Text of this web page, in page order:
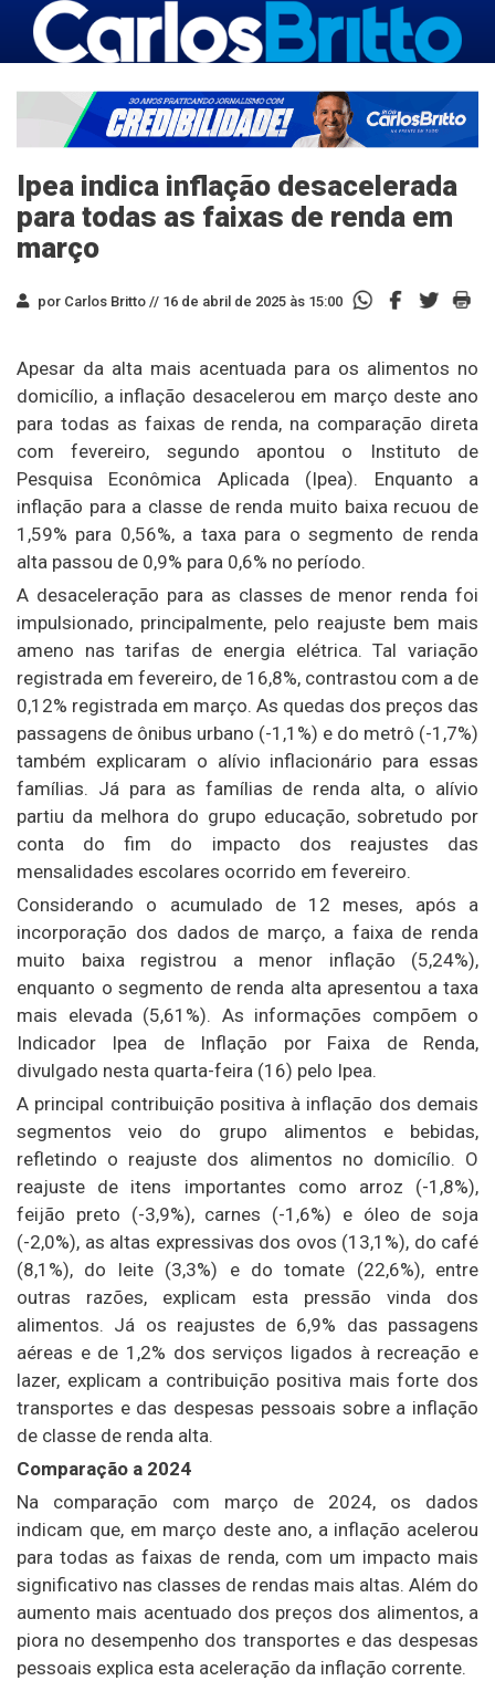
Ipea indica inflação desacelerada
para todas as faixas de renda em
março
por Carlos Britto // 16 de abril de 2025 às 15:00
Apesar da alta mais acentuada para os alimentos no
domicílio, a inflação desacelerou em março deste ano
para todas as faixas de renda, na comparação direta
com fevereiro, segundo apontou o Instituto de
Pesquisa Econômica Aplicada (Ipea). Enquanto a
inflação para a classe de renda muito baixa recuou de
1,59% para 0,56%, a taxa para o segmento de renda
alta passou de 0,9% para 0,6% no período.
A desaceleração para as classes de menor renda foi
impulsionado, principalmente, pelo reajuste bem mais
ameno nas tarifas de energia elétrica. Tal variação
registrada em fevereiro, de 16,8%, contrastou com a de
0,12% registrada em março. As quedas dos preços das
passagens de ônibus urbano (-1,1%) e do metrô (-1,7%)
também explicaram o alívio inflacionário para essas
famílias. Já para as famílias de renda alta, o alívio
partiu da melhora do grupo educação, sobretudo por
conta do fim do impacto dos reajustes das
mensalidades escolares ocorrido em fevereiro.
Considerando o acumulado de 12 meses, após a
incorporação dos dados de março, a faixa de renda
muito baixa registrou a menor inflação (5,24%),
enquanto o segmento de renda alta apresentou a taxa
mais elevada (5,61%). As informações compõem o
Indicador Ipea de Inflação por Faixa de Renda,
divulgado nesta quarta-feira (16) pelo Ipea.
A principal contribuição positiva à inflação dos demais
segmentos veio do grupo alimentos e bebidas,
refletindo o reajuste dos alimentos no domicílio. O
reajuste de itens importantes como arroz (-1,8%),
feijão preto (-3,9%), carnes (-1,6%) e óleo de soja
(-2,0%), as altas expressivas dos ovos (13,1%), do café
(8,1%), do leite (3,3%) e do tomate (22,6%), entre
outras razões, explicam esta pressão vinda dos
alimentos. Já os reajustes de 6,9% das passagens
aéreas e de 1,2% dos serviços ligados à recreação e
lazer, explicam a contribuição positiva mais forte dos
transportes e das despesas pessoais sobre a inflação
de classe de renda alta.
Comparação a 2024
Na comparação com março de 2024, os dados
indicam que, em março deste ano, a inflação acelerou
para todas as faixas de renda, com um impacto mais
significativo nas classes de rendas mais altas. Além do
aumento mais acentuado dos preços dos alimentos, a
piora no desempenho dos transportes e das despesas
pessoais explica esta aceleração da inflação corrente.